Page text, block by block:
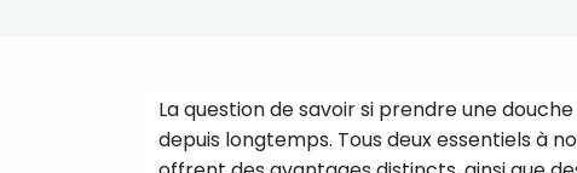
La question de savoir si prendre une
depuis longtemps. Tous deux essentiels à